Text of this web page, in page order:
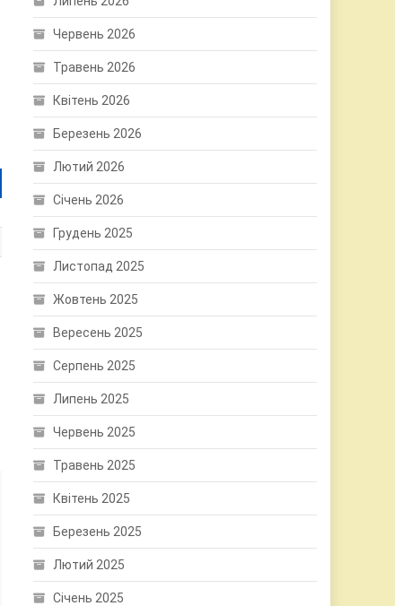
Червень 2026
Травень 2026
Квітень 2026
Березень 2026
Лютий 2026
Січень 2026
Грудень 2025
Листопад 2025
Жовтень 2025
Вересень 2025
Серпень 2025
Липень 2025
Червень 2025
Травень 2025
Квітень 2025
Березень 2025
Лютий 2025
Січень 2025